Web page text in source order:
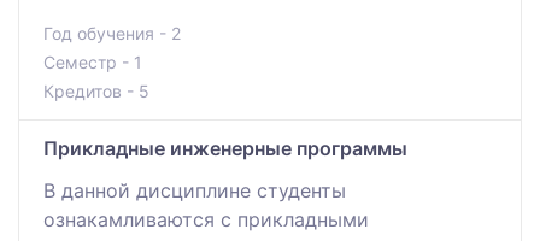
Год обучения - 2
Семестр - 1
Кредитов - 5
Прикладные инженерные программы
В данной дисциплине студенты
ознакамливаются с прикладными